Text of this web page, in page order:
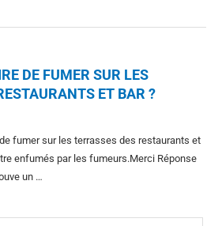
DE FUMER SUR LES
ET BAR ?
fumer sur les terrasses des restaurants et
enfumés par les fumeurs.Merci Réponse
un …